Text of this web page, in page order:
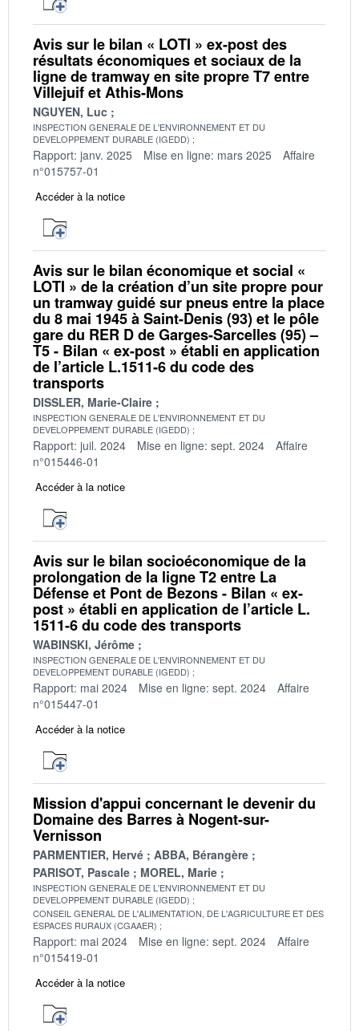
Avis sur le bilan « LOTI » ex-post des
résultats économiques et sociaux de la
ligne de tramway en site propre T7 entre
Villejuif et Athis-Mons
NGUYEN, Luc
INSPECTION GENERALE DE L'ENVIRONNEMENT ET DU
DEVELOPPEMENT DURABLE (IGEDD)
Rapport: janv. 2025 Mise en ligne: mars 2025
Affaire
n°015757-01
Accéder à la notice
Avis sur le bilan économique et social «
LOTI » de la création d’un site propre pour
un tramway guidé sur pneus entre la place
du 8 mai 1945 à Saint-Denis (93) et le pôle
gare du RER D de Garges-Sarcelles (95) –
T5 - Bilan « ex-post » établi en application
de l’article L.1511-6 du code des
transports
DISSLER, Marie-Claire
INSPECTION GENERALE DE L'ENVIRONNEMENT ET DU
DEVELOPPEMENT DURABLE (IGEDD)
Rapport: juil. 2024 Mise en ligne: sept. 2024
Affaire
n°015446-01
Accéder à la notice
Avis sur le bilan socioéconomique de la
prolongation de la ligne T2 entre La
Défense et Pont de Bezons - Bilan « ex-
post » établi en application de l’article L.
1511-6 du code des transports
WABINSKI, Jérôme
INSPECTION GENERALE DE L'ENVIRONNEMENT ET DU
DEVELOPPEMENT DURABLE (IGEDD)
Rapport: mai 2024 Mise en ligne: sept. 2024
Affaire
n°015447-01
Accéder à la notice
Mission d'appui concernant le devenir du
Domaine des Barres à Nogent-sur-
Vernisson
PARMENTIER, Hervé
ABBA, Bérangère
PARISOT, Pascale
MOREL, Marie
INSPECTION GENERALE DE L'ENVIRONNEMENT ET DU
DEVELOPPEMENT DURABLE (IGEDD)
CONSEIL GENERAL DE L'ALIMENTATION, DE L'AGRICULTURE ET DES
ESPACES RURAUX (CGAAER)
Rapport: mai 2024 Mise en ligne: sept. 2024
Affaire
n°015419-01
Accéder à la notice